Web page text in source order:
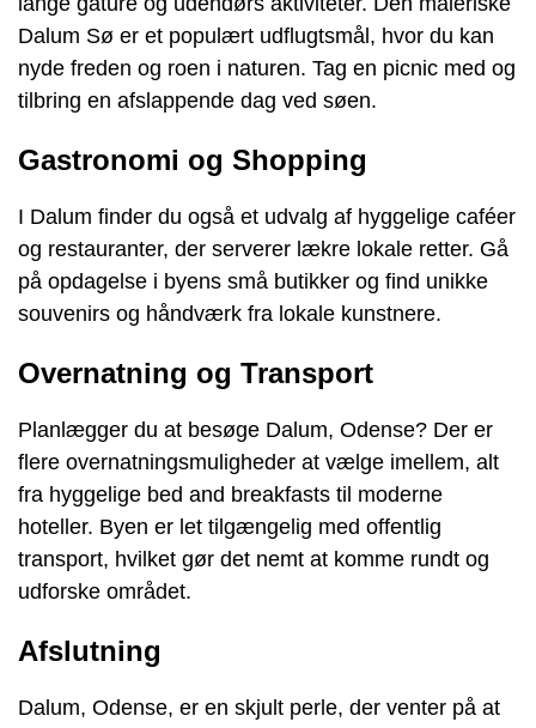
Dalum Sø er et populært udflugtsmål, hvor du kan
nyde freden og roen i naturen. Tag en picnic med og
tilbring en afslappende dag ved søen.
Gastronomi og Shopping
I Dalum finder du også et udvalg af hyggelige caféer
og restauranter, der serverer lækre lokale retter. Gå
på opdagelse i byens små butikker og find unikke
souvenirs og håndværk fra lokale kunstnere.
Overnatning og Transport
Planlægger du at besøge Dalum, Odense? Der er
flere overnatningsmuligheder at vælge imellem, alt
fra hyggelige bed and breakfasts til moderne
hoteller. Byen er let tilgængelig med offentlig
transport, hvilket gør det nemt at komme rundt og
udforske området.
Afslutning
Dalum, Odense, er en skjult perle, der venter på at